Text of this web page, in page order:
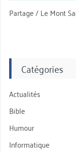
Partage / Le Mont
Catégories
Actualités
Bible
Humour
Informatique